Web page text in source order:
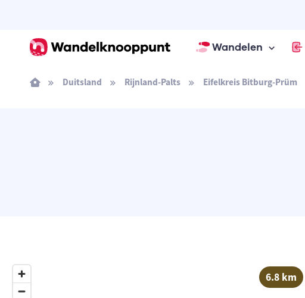
Wandelen
Duitsland Rijnland-Palts Eifelkreis Bitburg-Prüm
6.8 km